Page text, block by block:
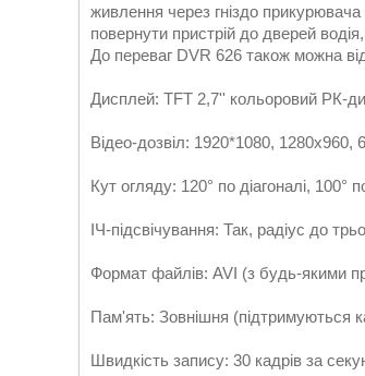
живлення через гніздо
повернути пристрій до дверей
До переваг DVR 626 також можна
Дисплей: TFT 2,7'' кольоровий РК-
Відео-дозвіл: 1920*1080, 1280x960,
Кут огляду: 120° по діагоналі, 100°
ІЧ-підсвічування: Так, радіус до
Формат файлів: AVI (з будь-якими
Пам'ять: Зовнішня (підтримуються
Швидкість запису: 30 кадрів за